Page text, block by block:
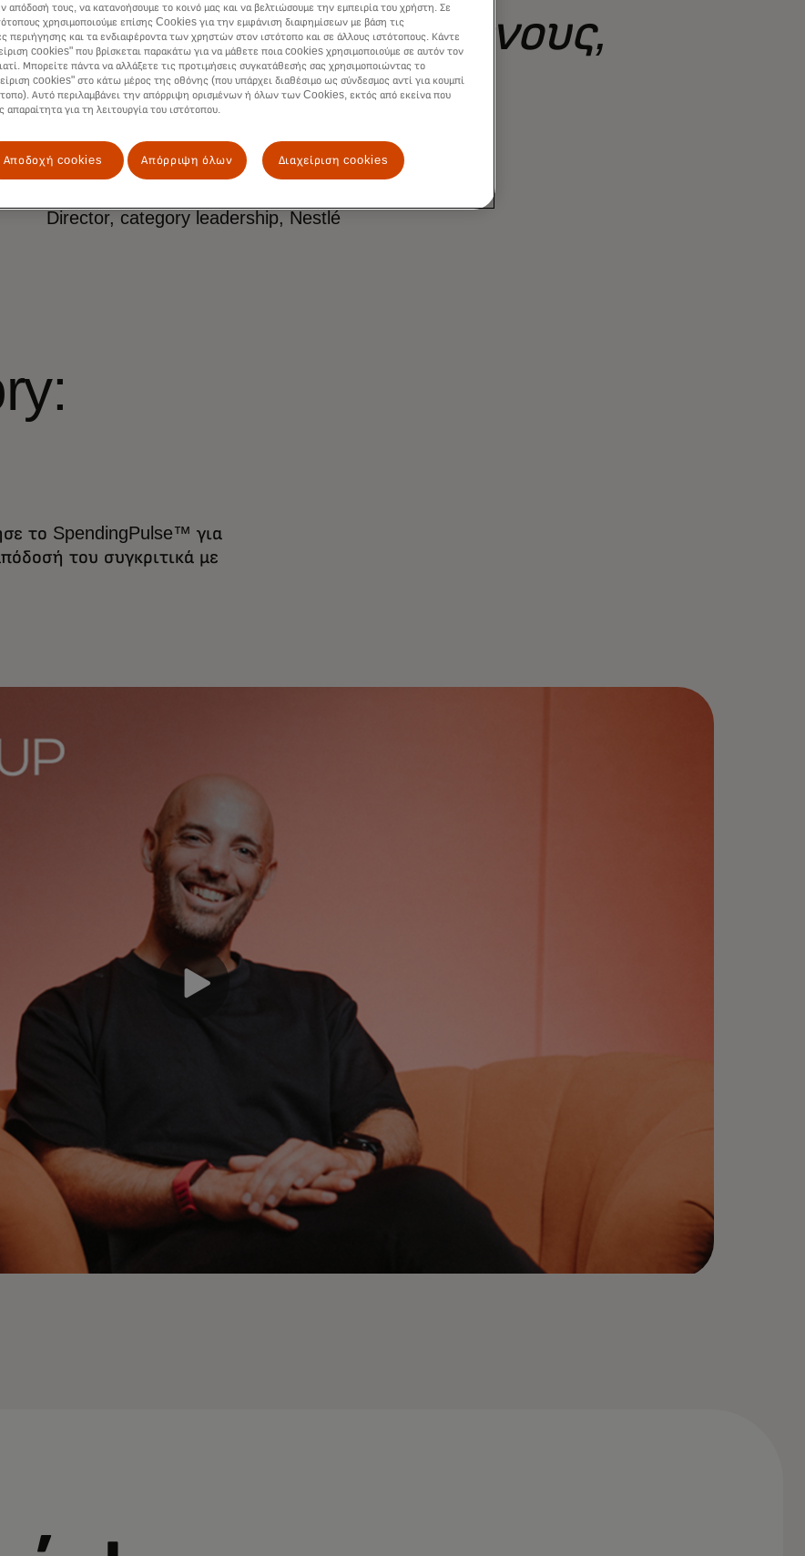
υψηλά καταρτισμένους,
ανθρώπους.
Director, category leadership, Nestlé
το SpendingPulse™ για
του συγκριτικά με
απόδοσή τους, να κατανοήσουμε το κοινό μας και να βελτιώσουμε την εμπειρία του χρήστη. Σε
χρησιμοποιούμε επίσης Cookies για την εμφάνιση διαφημίσεων με βάση τις
περιήγησης και τα ενδιαφέροντα των χρηστών στον ιστότοπο και σε άλλους ιστότοπους. Κάντε
cookies" που βρίσκεται παρακάτω για να μάθετε ποια cookies χρησιμοποιούμε σε αυτόν τον
Μπορείτε πάντα να αλλάξετε τις προτιμήσεις συγκατάθεσής σας χρησιμοποιώντας το
cookies" στο κάτω μέρος της οθόνης (που υπάρχει διαθέσιμο ως σύνδεσμος αντί για κουμπί
Αυτό περιλαμβάνει την απόρριψη ορισμένων ή όλων των Cookies, εκτός από εκείνα που
απαραίτητα για τη λειτουργία του ιστότοπου.
Αποδοχή cookies Απόρριψη όλων Διαχείριση cookies